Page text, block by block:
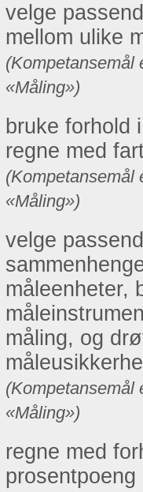
velge
mellom ulike
(Kompetansemål
«Måling»)
bruke forhold
regne med
(Kompetansemål
«Måling»)
velge
måleenheter,
måling, og
(Kompetansemål
«Måling»)
regne med